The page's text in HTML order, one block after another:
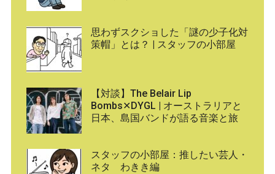
思わずスクショした「謎の少子化対
策帽」とは？ | スタッフの小部屋
【対談】The Belair Lip
Bombs✕DYGL | オーストラリアと
日本、島国バンドが語る音楽と旅
スタッフの小部屋：推したい芸人・
ネタ わきき編